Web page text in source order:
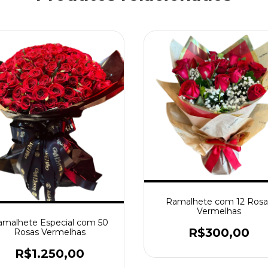
Especial com 50
Rosas Vermelhas
R$1.250,00
Ramalhete com 12
Vermelhas
R$300,00